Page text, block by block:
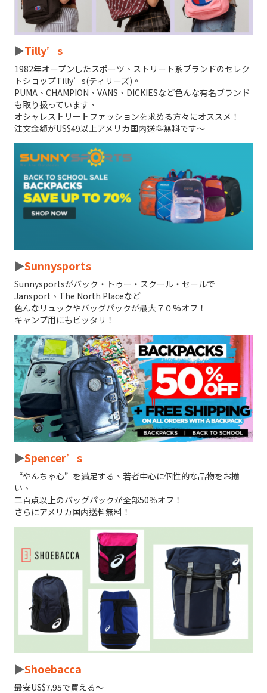
►Tilly’s
1982年オープンしたスポーツ、ストリート系ブランドのセレク
トショップTilly’s(ティリーズ)。
PUMA、CHAMPION、VANS、DICKIESなど色んな有名ブランド
も取り扱っています、
オシャレストリートファッションを求める方々にオススメ！
注文金額がUS$49以上アメリカ国内送料無料です～
►Sunnysports
Sunnysportsがバック・トゥー・スクール・セールで
Jansport、The North Placeなど
色んなリュックやバッグパックが最大７０%オフ！
キャンプ用にもピッタリ！
►Spencer’s
“やんちゃ心”を満足する、若者中心に個性的な品物をお揃
い、
二百点以上のバッグパックが全部50％オフ！
さらにアメリカ国内送料無料！
►Shoebacca
最安US$7.95で買える～